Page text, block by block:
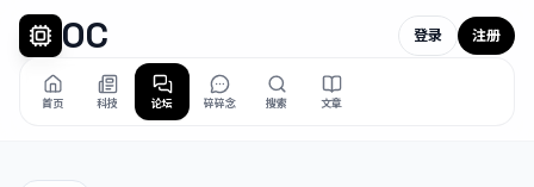
OC
首页 科技 论坛 碎碎念 搜索 文章
登录 注册